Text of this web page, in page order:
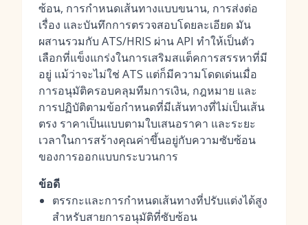
ซ้อน, การกำหนดเส้นทางแบบขนาน, การส่งต่อ
เรื่อง และบันทึกการตรวจสอบโดยละเอียด มัน
ผสานรวมกับ ATS/HRIS ผ่าน API ทำให้เป็นตัว
เลือกที่แข็งแกร่งในการเสริมสแต็คการสรรหาที่มี
อยู่ แม้ว่าจะไม่ใช่ ATS แต่ก็มีความโดดเด่นเมื่อ
การอนุมัติครอบคลุมทีมการเงิน, กฎหมาย และ
การปฏิบัติตามข้อกำหนดที่มีเส้นทางที่ไม่เป็นเส้น
ตรง ราคาเป็นแบบตามใบเสนอราคา และระยะ
เวลาในการสร้างคุณค่าขึ้นอยู่กับความซับซ้อน
ของการออกแบบกระบวนการ
ข้อดี
ตรรกะและการกำหนดเส้นทางที่ปรับแต่งได้สูง
สำหรับสายการอนุมัติที่ซับซ้อน